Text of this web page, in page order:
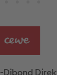
gestaltenPoster
mit Design
Schenken
Dibond